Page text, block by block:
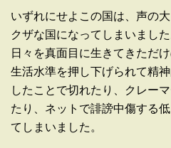
いずれにせよこの国は、声の
クザな国になってしまいました
日々を真面目に生きてきただ
生活水準を押し下げられて精
したことで切れたり、クレー
たり、ネットで誹謗中傷する
てしまいました。